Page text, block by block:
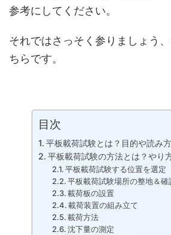
参考にしてください。
それではさっそく参りましょう
ちらです。
目次
平板載荷試験とは？目的や読み方
平板載荷試験の方法とは？やり
平板載荷試験する位置を選定
平板載荷試験場所の整地＆確
載荷板の設置
載荷装置の組み立て
載荷方法
沈下量の測定